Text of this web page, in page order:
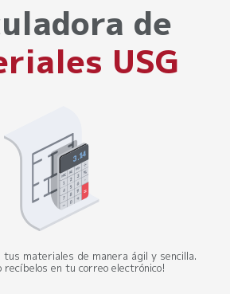
de
USG
tus materiales de manera ágil y sencilla.
recíbelos en tu correo electrónico!